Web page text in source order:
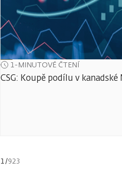
1-MINUTOVÉ ČTENÍ
CSG: Koupě podílu v
1/923